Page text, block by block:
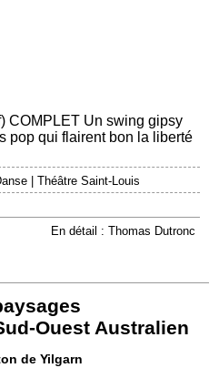
COMPLET Un swing gipsy
pop qui flairent bon la liberté
|Théâtre Saint-Louis
En détail : Thomas Dutronc
Ouest Australien
de Yilgarn